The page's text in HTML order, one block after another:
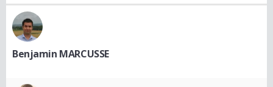
Benjamin MARCUSSE